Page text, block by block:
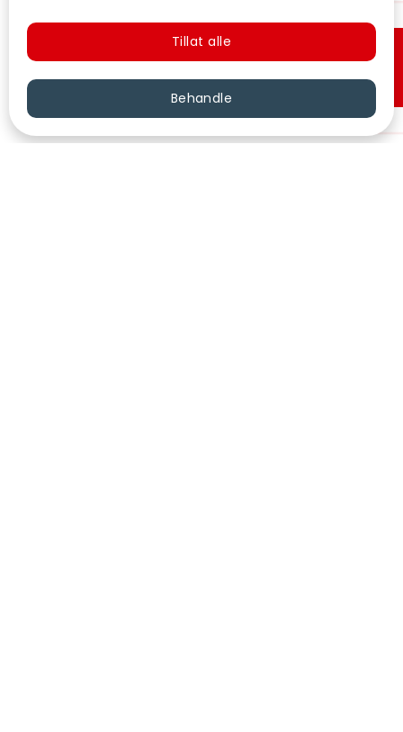
Tillat alle
Behandle Hurtigkjøp